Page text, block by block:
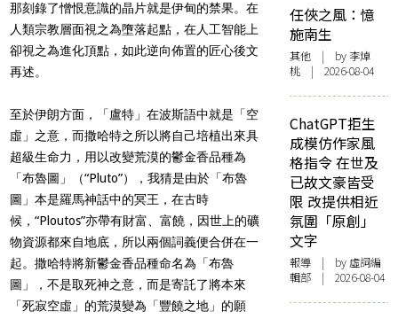
那刻錄了憎恨意識的晶片就是伊甸的禁果。在
人類宗教層面視之為墮落起點，在人工智能上
卻視之為進化頂點，如此逆向佈置的匠心後文
再述。
至於伊朗方面，「盧特」在波斯語中就是「空
虛」之意，而撒哈特之所以將自己培植出來具
超級生命力，用以改變荒漠的鬱金香品種為
「布魯圖 」（“Pluto”），我猜是由於「布魯
圖」本是羅馬神話中的冥王，在古時
候，“Ploutos”亦帶有財富、富饒，因世上的礦
物資源都來自地底，所以兩個詞義便合併在一
起。撒哈特將新鬱金香品種命名為「布魯
圖」，不是取死神之意，而是寄託了將本來
「死寂空虛」的荒漠變為「豐饒之地」的願
任俠之風：憶
施南生
其他 | by 李焯
桃 | 2026-08-04
ChatGPT拒生
成模仿作家風
格指令 在世及
已故文豪皆受
限 改提供相近
氛圍「原創」
文字
報導 | by 虛詞編
輯部 | 2026-08-04